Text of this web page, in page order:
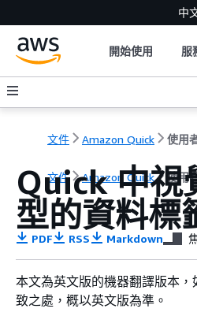
中
開始使用 服
文件 Amazon Quick 使用
文件 Amazon Quick 使用
Quick 中視
型的資料標
PDF RSS Markdown
本文為英文版的機器翻譯版本
致之處，概以英文版為準。